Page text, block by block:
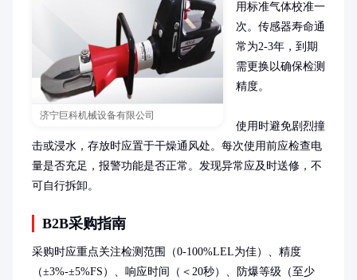
济宁巨科机械设备有限公司
用标准气体校准一
次。传感器寿命通
常为2-3年，到期
需更换以确保检测
精度。
使用时避免剧烈撞
击或浸水，存放时应置于干燥通风处。每次使用前应检查电
量是否充足，报警功能是否正常。发现异常应及时送修，不
可自行拆卸。
B2B采购指南
采购时应重点关注检测范围（0-100%LEL为佳）、精度
（±3%-±5%FS）、响应时间（＜20秒）、防爆等级（至少